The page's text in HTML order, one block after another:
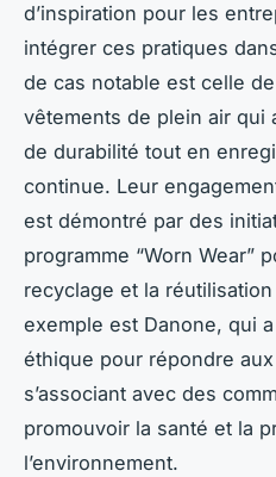
d’inspiration pour les
intégrer ces pratiques
de cas notable est celle
vêtements de plein air qui
de durabilité tout en
continue. Leur
est démontré par des
programme “Worn Wear”
recyclage et la
exemple est Danone, qui
éthique pour répondre aux
s’associant avec des
promouvoir la santé et la
l’environnement.